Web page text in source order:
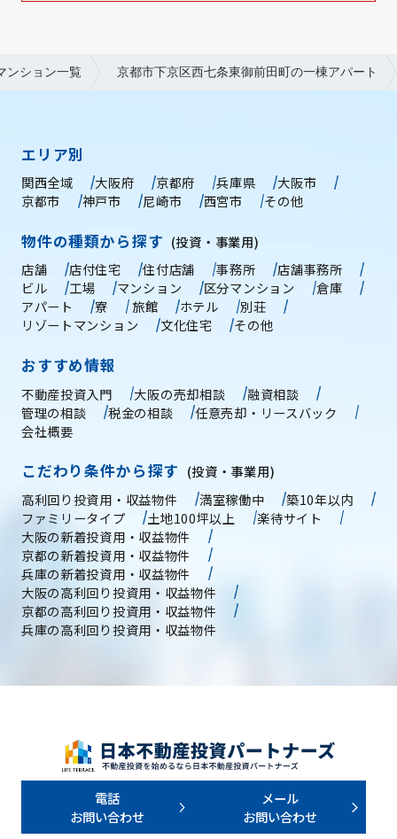
ンション一覧 京都市下京区西七条東御前田町の一棟アパート
エリア別
関西全域 大阪府 京都府 兵庫県
大阪市
京都市
神戸市 尼崎市 西宮市 その他
物件の種類から探す (投資・事業用)
店舗
店付住宅 住付店舗 事務所
店舗事務所
ビル
工場 マンション 区分マンション
倉庫
アパート
寮 旅館 ホテル
別荘
リゾートマンション
文化住宅 その他
おすすめ情報
不動産投資入門 大阪の売却相談
融資相談
管理の相談
税金の相談
任意売却・リースバック
会社概要
こだわり条件から探す (投資・事業用)
高利回り投資用・収益物件
満室稼働中
築10年以内
ファミリータイプ
土地100坪以上
楽待サイト
大阪の新着投資用・収益物件
京都の新着投資用・収益物件
兵庫の新着投資用・収益物件
大阪の高利回り投資用・収益物件
京都の高利回り投資用・収益物件
兵庫の高利回り投資用・収益物件
電話
お問い合わせ
メール
お問い合わせ